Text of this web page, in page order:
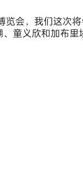
览会，我们这次
童义欣和加布里